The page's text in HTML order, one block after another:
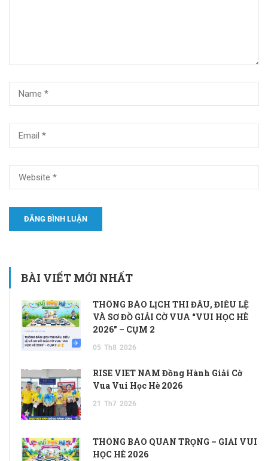
BÀI VIẾT MỚI NHẤT
THÔNG BÁO LỊCH THI ĐẤU, ĐIỀU LỆ
VÀ SƠ ĐỒ GIẢI CỜ VUA “VUI HỌC HÈ
2026” – CỤM 2
05 Th8 2026
RISE VIET NAM Đồng Hành Giải Cờ
Vua Vui Học Hè 2026
21 Th7 2026
THÔNG BÁO QUAN TRỌNG – GIẢI VUI
HỌC HÈ 2026